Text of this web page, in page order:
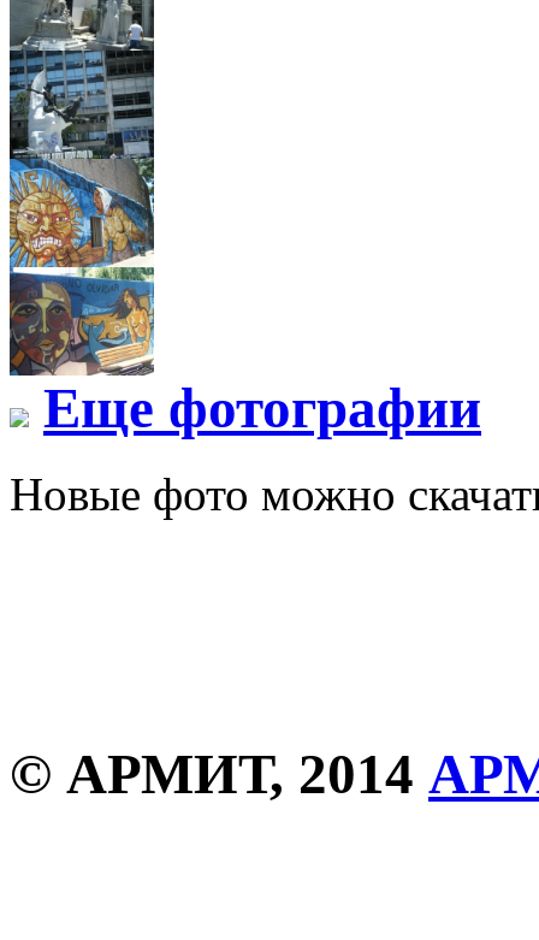
Еще фотографии
Новые фото можно
© АРМИТ, 2014